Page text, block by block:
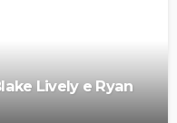
Lively e Ryan